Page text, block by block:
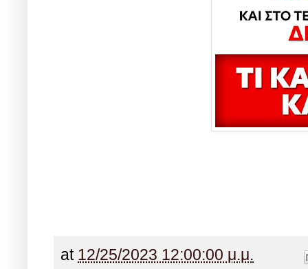
at 12/25/2023 12:00:00 μ.μ.